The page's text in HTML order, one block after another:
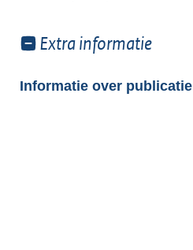
Toon
van:
Extra informatie
Informatie over publicatie